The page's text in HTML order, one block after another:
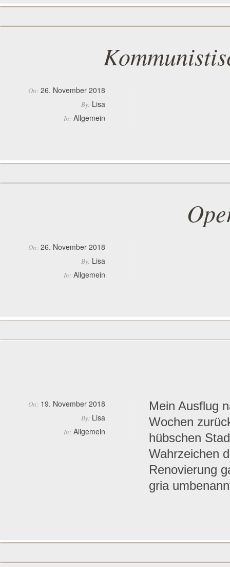
On: 26. November 2018
By: Lisa
In: Allgemein
On: 26. November 2018
By: Lisa
In: Allgemein
On: 19. November 2018
By: Lisa
In: Allgemein
Mein Ausflug
Wochen
hübschen
Wahrzeichen
Renovierung
gria